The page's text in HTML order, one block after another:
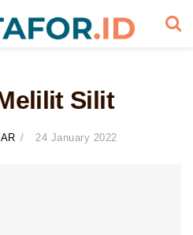
Silit
24 January 2022